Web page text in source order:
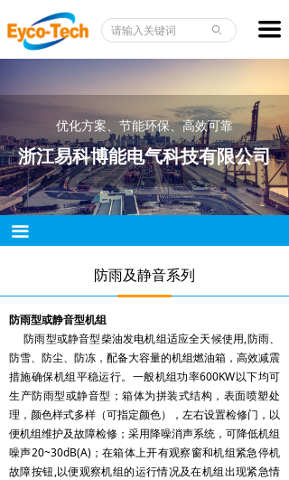
ꄙ 끀
首页
关于我们
产品指南
工程服务
新闻资讯
下载中心
优化方案、节能环保、高效可靠
浙江易科博能电气科技有限公司
끀
柴油发电机组
康明斯系列
珀金斯系列
斗山系列
菱重系列
玉柴系列
电站系列
防雨型或静音型机组
防雨型或静音型柴油发电机组适应全天候使用,防雨、
防雪、防尘、防冻，配备大容量的机组燃油箱，高效减震
措施确保机组平稳运行。一般机组功率600KW以下均可
生产防雨型或静音型；箱体为拼装式结构，表面喷塑处
理，颜色样式多样（可指定颜色），左右设置检修门，以
便机组维护及故障检修；采用降噪消声系统，可降低机组
噪声20~30dB(A)；在箱体上开有观察窗和机组紧急停机
故障按钮,以便观察机组的运行情况及在机组出现紧急情
防雨及静音系列